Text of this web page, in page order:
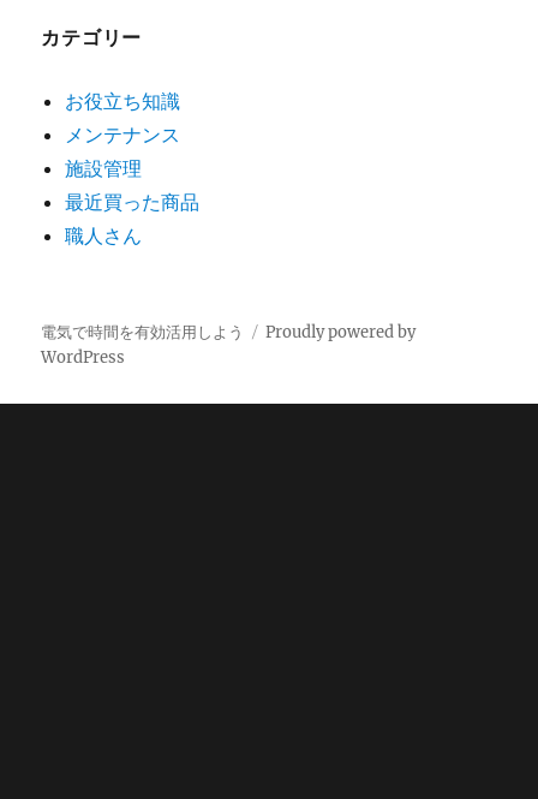
カテゴリー
お役立ち知識
メンテナンス
施設管理
最近買った商品
職人さん
電気で時間を有効活用しよう
Proudly powered by
WordPress